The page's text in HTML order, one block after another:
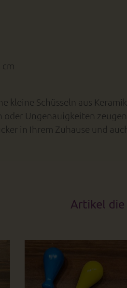
kleine Schüsseln aus
oder Ungenauigkeiten
in Ihrem Zuhause und
Artikel